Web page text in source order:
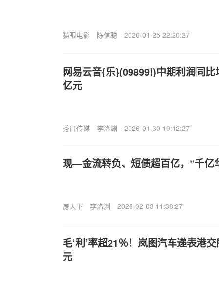
猫眼电影 陈信聪 2026-01-25 22:20:27
网易云音{乐}(09899!)中期利润同
亿元
秀目传媒 李洛渊 2026-01-30 19:12:27
现—金流转负、短债超百亿，“千亿
房天下 李洛渊 2026-02-03 11:38:27
毛‘利’率超21％！岚图汽车递表港
元